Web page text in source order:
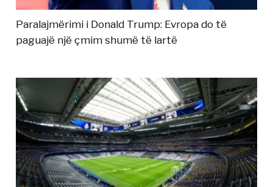
Paralajmërimi i Donald Trump: Evropa do të
paguajë një çmim shumë të lartë